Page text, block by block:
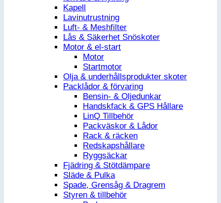
Kapell
Lavinutrustning
Luft- & Meshfilter
Lås & Säkerhet Snöskoter
Motor & el-start
Motor
Startmotor
Olja & underhållsprodukter skoter
Packlådor & förvaring
Bensin- & Oljedunkar
Handskfack & GPS Hållare
LinQ Tillbehör
Packväskor & Lådor
Rack & räcken
Redskapshållare
Ryggsäckar
Fjädring & Stötdämpare
Släde & Pulka
Spade, Grensåg & Dragrem
Styren & tillbehör